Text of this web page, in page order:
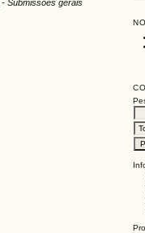
- Submissões gerais